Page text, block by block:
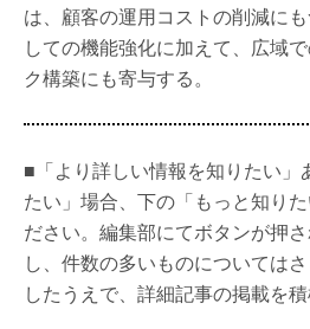
は、顧客の運用コストの削減に
しての機能強化に加えて、広域
ク構築にも寄与する。
■「より詳しい情報を知りたい」
たい」場合、下の「もっと知り
ださい。編集部にてボタンが押
し、件数の多いものについては
したうえで、詳細記事の掲載を積